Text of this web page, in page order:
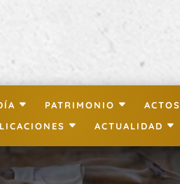
PATRIMONIO ACTOS
ACTUALIDAD